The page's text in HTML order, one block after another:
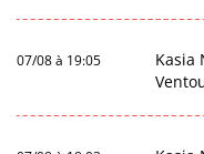
07/08 à 19:05
Kasia